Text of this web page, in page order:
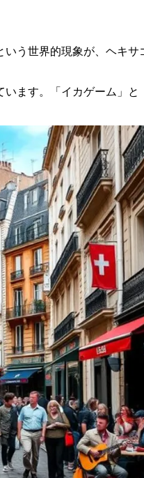
う世界的現象が、ヘキサ
います。「イカゲーム」